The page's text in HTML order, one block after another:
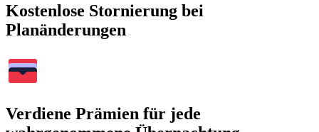
Kostenlose Stornierung bei
Planänderungen
Verdiene Prämien für jede